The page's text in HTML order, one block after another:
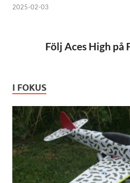
2025-02-03
Följ Aces High på
I FOKUS